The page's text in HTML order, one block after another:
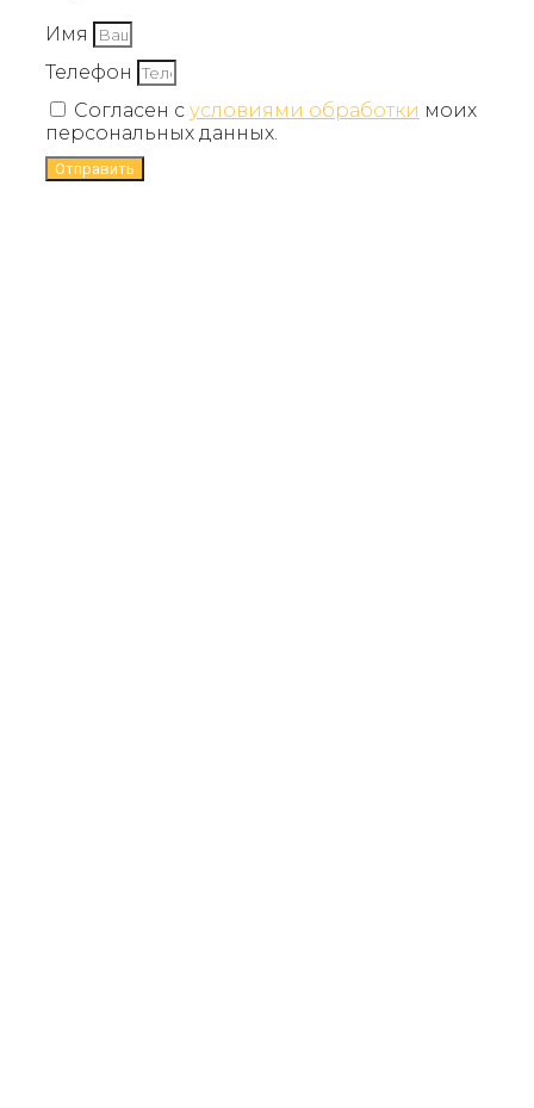
Имя
Телефон
Согласен с условиями обработки моих
персональных данных.
Отправить